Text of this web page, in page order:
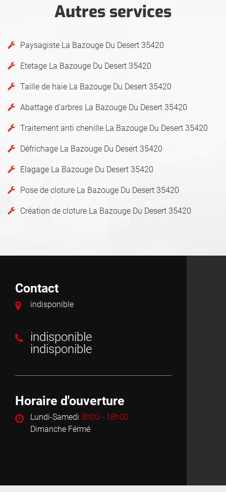
Autres services
Paysagiste La Bazouge Du Desert 35420
Etetage La Bazouge Du Desert 35420
Taille de haie La Bazouge Du Desert 35420
Abattage d'arbres La Bazouge Du Desert 35420
Traitement anti chenille La Bazouge Du Desert 35420
Défrichage La Bazouge Du Desert 35420
Elagage La Bazouge Du Desert 35420
Pose de cloture La Bazouge Du Desert 35420
Création de cloture La Bazouge Du Desert 35420
Contact
indisponible
indisponible
indisponible
Horaire d'ouverture
Lundi-Samedi 8h00 - 18h00
Dimanche Férmé